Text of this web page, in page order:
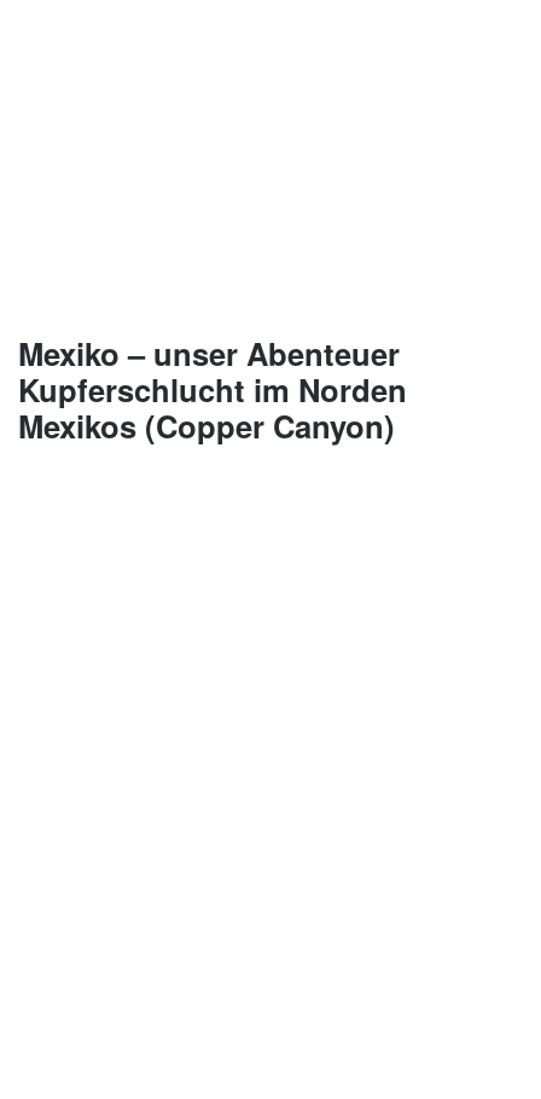
Mexiko – unser Abenteuer
Kupferschlucht im Norden
Mexikos (Copper Canyon)